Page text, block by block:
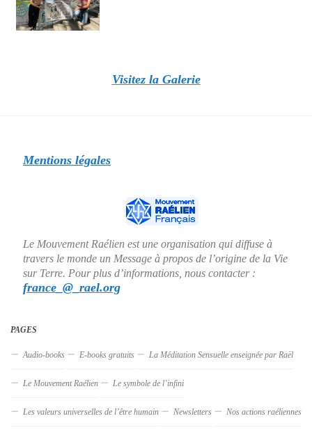
Visitez la Galerie
Mentions légales
Le Mouvement Raélien est une organisation qui diffuse à
travers le monde un Message à propos de l’origine de la Vie
sur Terre. Pour plus d’informations, nous contacter :
france_@_rael.org
PAGES
Audio-books E-books gratuits La Méditation Sensuelle enseignée par Raël
Le Mouvement Raélien Le symbole de l’infini
Les valeurs universelles de l’être humain Newsletters Nos actions raéliennes